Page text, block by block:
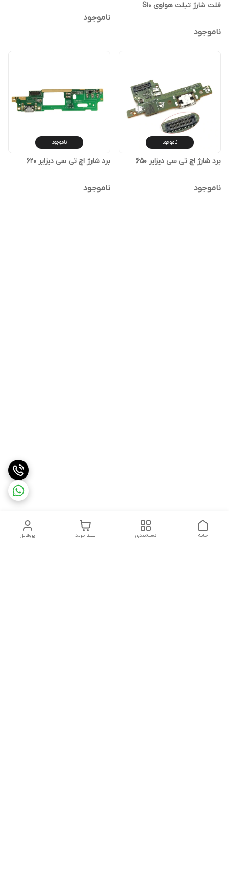
فلت شارژ تبلت هواوی S10
ناموجود
ناموجود
ناموجود
برد شارژ اچ تی سی دیزایر 650
ناموجود
ناموجود
برد شارژ اچ تی سی دیزایر 620
ناموجود
پروفایل سبد خرید دسته‌بندی خانه